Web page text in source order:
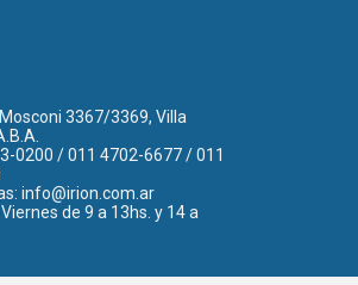
3367/3369, Villa
0200 / 011 4702-6677 / 011
info@irion.com.ar
de 9 a 13hs. y 14 a